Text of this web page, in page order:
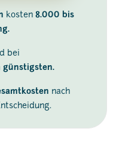
kosten 8.000 bis
bei
günstigsten.
nach